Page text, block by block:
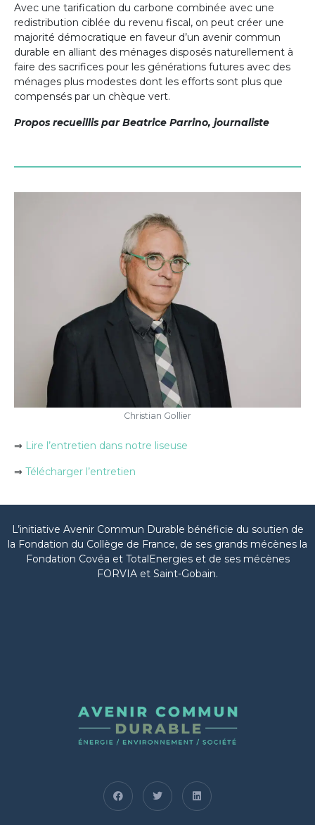
Avec une tarification du carbone combinée avec une
redistribution ciblée du revenu fiscal, on peut créer une
majorité démocratique en faveur d’un avenir commun
durable en alliant des ménages disposés naturellement à
faire des sacrifices pour les générations futures avec des
ménages plus modestes dont les efforts sont plus que
compensés par un chèque vert.
Propos recueillis par Beatrice Parrino, journaliste
Christian Gollier
⇒ Lire l’entretien dans notre liseuse
⇒ Télécharger l’entretien
L’initiative Avenir Commun Durable bénéficie du soutien de
la Fondation du Collège de France, de ses grands mécènes la
Fondation Covéa et TotalEnergies et de ses mécènes
FORVIA et Saint-Gobain.